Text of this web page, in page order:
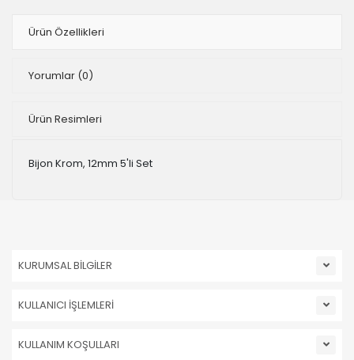
Ürün Özellikleri
Yorumlar (0)
Ürün Resimleri
Bijon Krom, 12mm 5'li Set
KURUMSAL BİLGİLER
KULLANICI İŞLEMLERİ
KULLANIM KOŞULLARI